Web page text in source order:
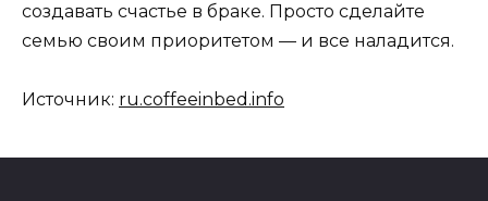
создавать счастье в браке. Просто сделайте
семью своим приоритетом — и все наладится.
Источник: ru.coffeeinbed.info